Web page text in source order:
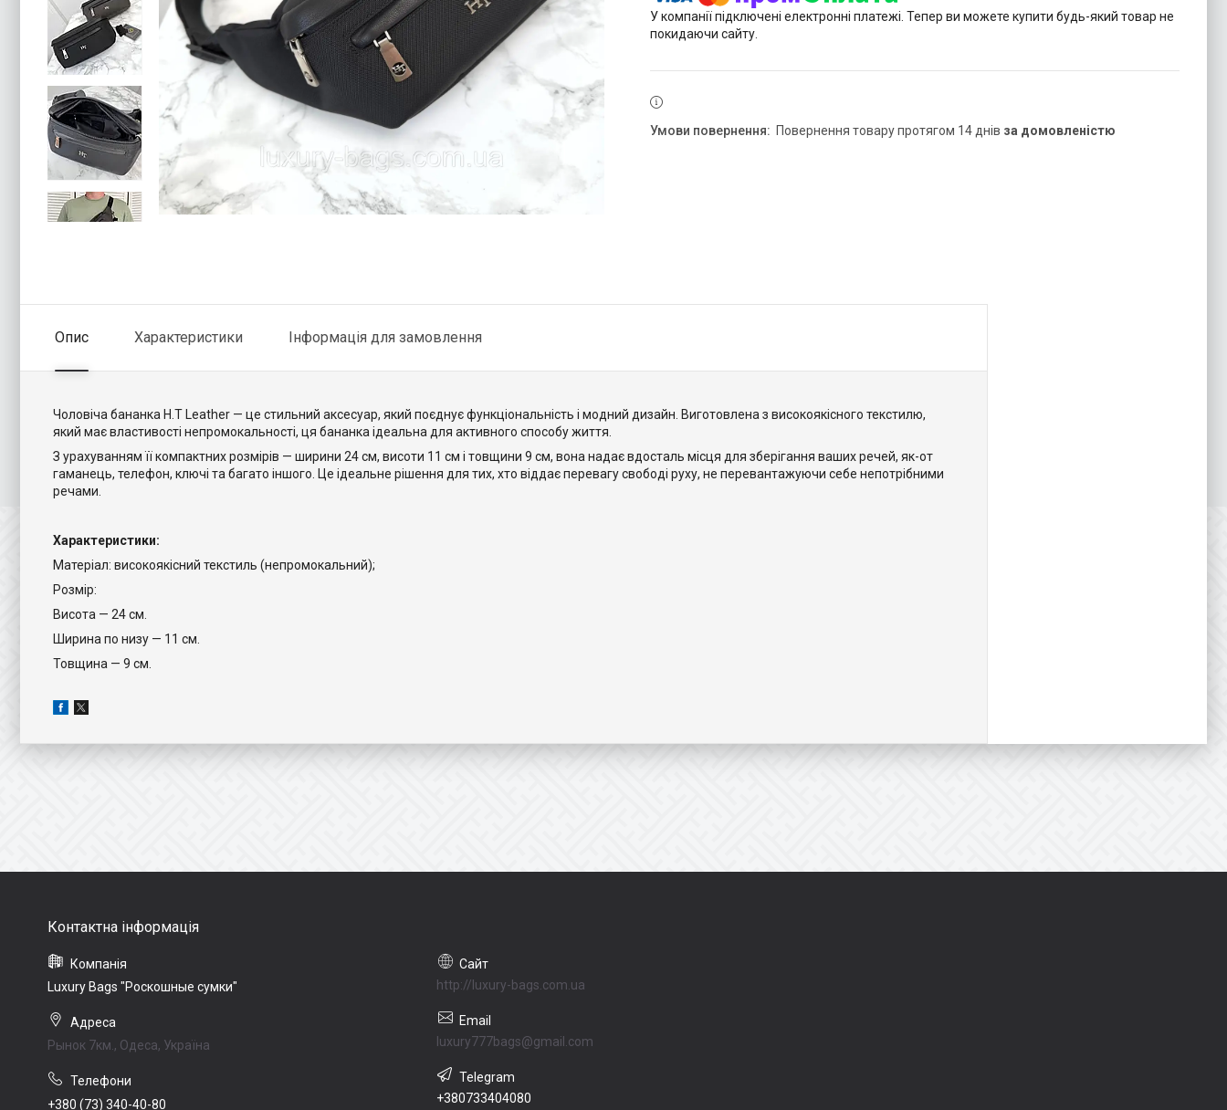
У компанії підключені електронні платежі. Тепер ви можете купити будь-який товар не
покидаючи сайту.
повернення товару протягом 14 днів за домовленістю
Опис Характеристики Інформація для замовлення
Чоловіча бананка H.T Leather — це стильний аксесуар, який поєднує функціональність і модний дизайн. Виготовлена з високоякісного текстилю,
який має властивості непромокальності, ця бананка ідеальна для активного способу життя.
З урахуванням її компактних розмірів — ширини 24 см, висоти 11 см і товщини 9 см, вона надає вдосталь місця для зберігання ваших речей, як-от
гаманець, телефон, ключі та багато іншого. Це ідеальне рішення для тих, хто віддає перевагу свободі руху, не перевантажуючи себе непотрібними
речами.
Характеристики:
Матеріал: високоякісний текстиль (непромокальний);
Розмір:
Висота — 24 см.
Ширина по низу — 11 см.
Товщина — 9 см.
Luxury Bags "Роскошные сумки"
Рынок 7км., Одеса, Україна
+380 (73) 340-40-80
http://luxury-bags.com.ua
luxury777bags@gmail.com
+380733404080